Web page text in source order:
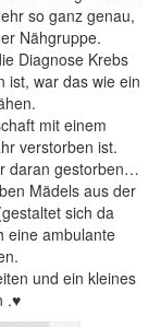
so ganz genau,
Nähgruppe.
Diagnose Krebs
ist, war das wie ein
mit einem
verstorben ist.
daran gestorben…
Mädels aus der
sich da
eine ambulante
und ein kleines
.♥️